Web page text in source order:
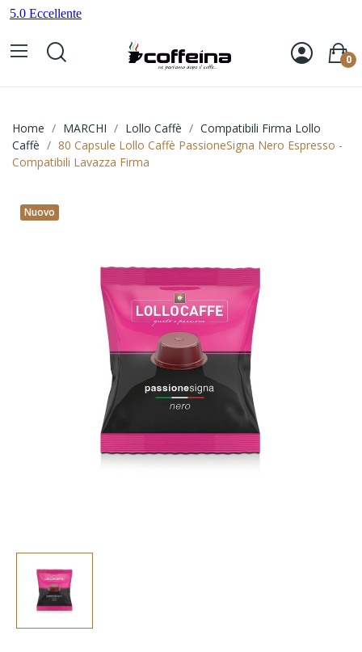
0
Home MARCHI Lollo Caffè
Compatibili Firma Lollo
Caffè
80 Capsule Lollo Caffè PassioneSigna Nero Espresso -
Compatibili Lavazza Firma
Nuovo